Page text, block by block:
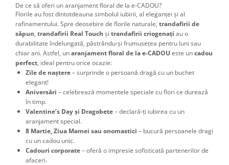
De ce să oferi un aranjament floral de la e-CADOU?
Florile au fost dintotdeauna simbolul iubirii, al eleganței și al
rafinamentului. Spre deosebire de florile naturale, trandafirii de
săpun, trandafirii Real Touch și trandafirii criogenați au o
durabilitate îndelungată, păstrându-și frumusețea pentru luni sau
chiar ani. Astfel, unaranjament floral de la e-CADOU este uncadou
perfect, ideal pentru orice ocazie:
Zile de naștere– surprinde o persoană dragă cu un buchet
elegant!
Aniversări – celebrează momentele speciale cu flori ce durează
în timp.
Valentine’s Day și Dragobete– declară-ți iubirea cu un
aranjament special.
8 Martie, Ziua Mamei sau onomastici – bucură persoanele dragi
cu un cadou unic.
Cadouri corporate– oferă o impresie sofisticată partenerilor de
afaceri.